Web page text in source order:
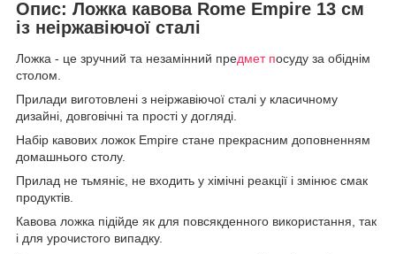
Опис: Ложка кавова Rome Empire 13 см
із неіржавіючої сталі
Ложка - це зручний та незамінний предмет посуду за обіднім
столом.
Прилади виготовлені з неіржавіючої сталі у класичному
дизайні, довговічні та прості у догляді.
Набір кавових ложок Empire стане прекрасним доповненням
домашнього столу.
Прилад не тьмяніє, не входить у хімічні реакції і змінює смак
продуктів.
Кавова ложка підійде як для повсякденного використання, так
і для урочистого випадку.